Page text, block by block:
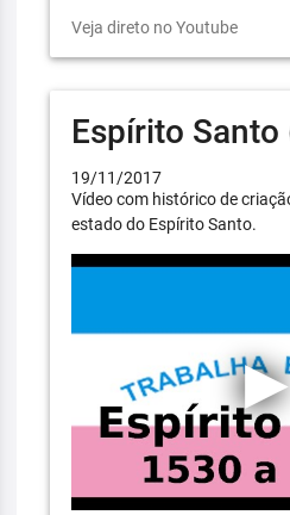
Veja direto no Youtube
Espírito Santo
19/11/2017
Vídeo com histórico de
estado do Espírito Santo.